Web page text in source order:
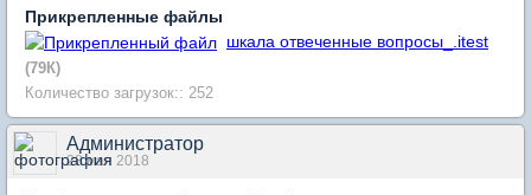
Прикрепленные файлы
шкала отвеченные вопросы_.itest
(79К)
Количество загрузок:: 252
Администратор
28 мая 2018